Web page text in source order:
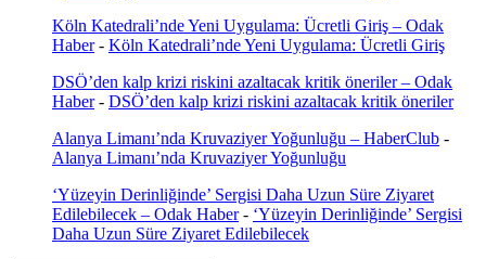
Köln Katedrali’nde Yeni Uygulama: Ücretli Giriş – Odak
Haber- Köln Katedrali’nde Yeni Uygulama: Ücretli Giriş
DSÖ’den kalp krizi riskini azaltacak kritik öneriler – Odak
Haber- DSÖ’den kalp krizi riskini azaltacak kritik öneriler
Alanya Limanı’nda Kruvaziyer Yoğunluğu – HaberClub -
Alanya Limanı’nda Kruvaziyer Yoğunluğu
‘Yüzeyin Derinliğinde’ Sergisi Daha Uzun Süre Ziyaret
Edilebilecek – Odak Haber- ‘Yüzeyin Derinliğinde’ Sergisi
Daha Uzun Süre Ziyaret Edilebilecek